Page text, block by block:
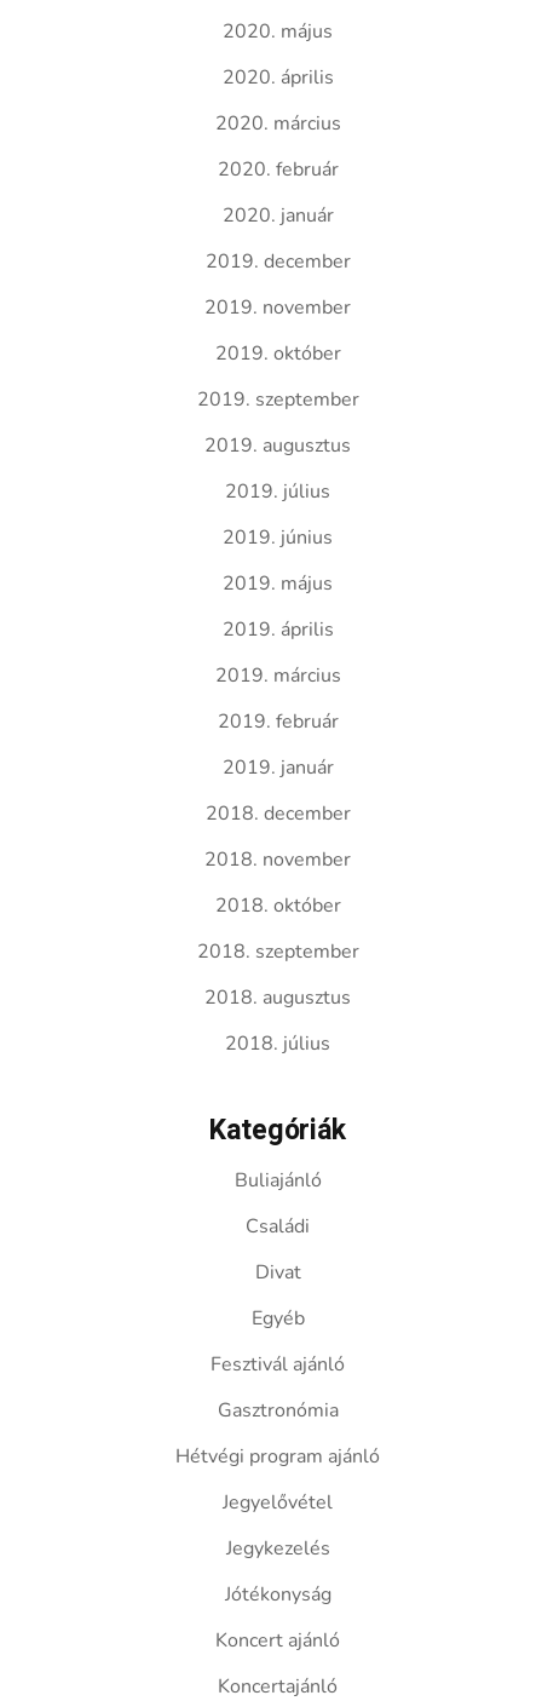
2020. május
2020. április
2020. március
2020. február
2020. január
2019. december
2019. november
2019. október
2019. szeptember
2019. augusztus
2019. július
2019. június
2019. május
2019. április
2019. március
2019. február
2019. január
2018. december
2018. november
2018. október
2018. szeptember
2018. augusztus
2018. július
Kategóriák
Buliajánló
Családi
Divat
Egyéb
Fesztivál ajánló
Gasztronómia
Hétvégi program ajánló
Jegyelővétel
Jegykezelés
Jótékonyság
Koncert ajánló
Koncertajánló